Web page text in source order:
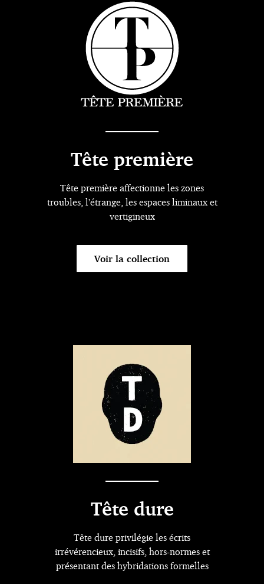
Tête première
Tête première affectionne les zones
troubles, l’étrange, les espaces liminaux et
vertigineux
Voir la collection
Tête dure
Tête dure privilégie les écrits
irrévérencieux, incisifs, hors-normes et
présentant des hybridations formelles